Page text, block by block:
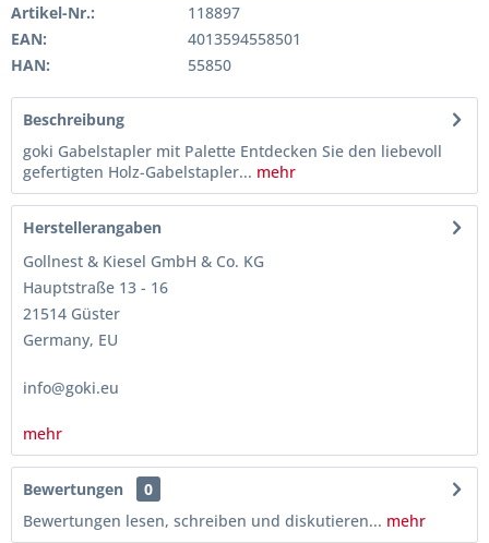
Artikel-Nr.:
118897
EAN:
4013594558501
HAN:
55850
Beschreibung
goki Gabelstapler mit Palette Entdecken Sie den liebevoll
gefertigten Holz-Gabelstapler... mehr
Herstellerangaben
Gollnest & Kiesel GmbH & Co. KG
Hauptstraße 13 - 16
21514 Güster
Germany, EU
info@goki.eu
mehr
Bewertungen
0
Bewertungen lesen, schreiben und diskutieren... mehr